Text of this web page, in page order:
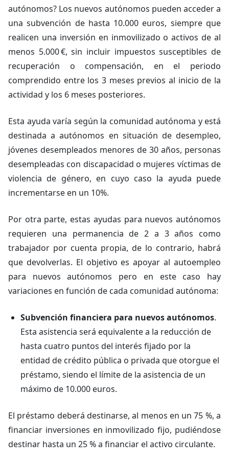
autónomos? Los nuevos autónomos pueden acceder a
una subvención de hasta 10.000 euros, siempre que
realicen una inversión en inmovilizado o activos de al
menos 5.000 €, sin incluir impuestos susceptibles de
recuperación o compensación, en el periodo
comprendido entre los 3 meses previos al inicio de la
actividad y los 6 meses posteriores.
Esta ayuda varía según la comunidad autónoma y está
destinada a autónomos en situación de desempleo,
jóvenes desempleados menores de 30 años, personas
desempleadas con discapacidad o mujeres víctimas de
violencia de género, en cuyo caso la ayuda puede
incrementarse en un 10%.
Por otra parte, estas ayudas para nuevos autónomos
requieren una permanencia de 2 a 3 años como
trabajador por cuenta propia, de lo contrario, habrá
que devolverlas. El objetivo es apoyar al autoempleo
para nuevos autónomos pero en este caso hay
variaciones en función de cada comunidad autónoma:
Subvención financiera para nuevos autónomos.
Esta asistencia será equivalente a la reducción de
hasta cuatro puntos del interés fijado por la
entidad de crédito pública o privada que otorgue el
préstamo, siendo el límite de la asistencia de un
máximo de 10.000 euros.
El préstamo deberá destinarse, al menos en un 75 %, a
financiar inversiones en inmovilizado fijo, pudiéndose
destinar hasta un 25 % a financiar el activo circulante.